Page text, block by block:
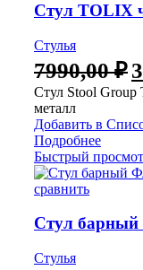
Стул TOLIX
Стулья
7990,00₽
Стул Stool Group
металл
Добавить в
Подробнее
Быстрый
сравнить
Стул барный
Стулья